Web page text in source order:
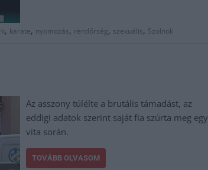
, karate, nyomozás, rendőrség, szexuális, Szolnok
Az asszony túlélte a brutális támadást, az
eddigi adatok szerint saját fia szúrta meg egy
vita során.
TOVÁBB OLVASOM